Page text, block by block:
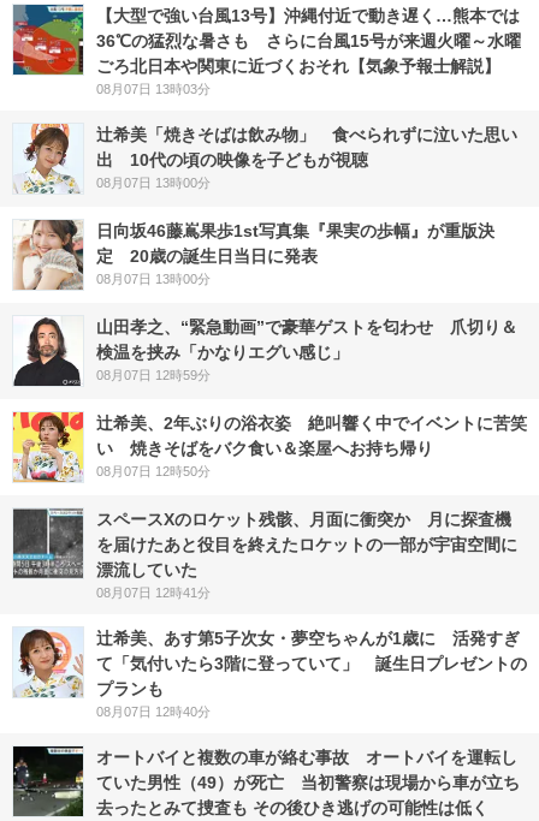
【大型で強い台風13号】沖縄付近で動き遅く…熊本では
36℃の猛烈な暑さも さらに台風15号が来週火曜～水曜
ごろ北日本や関東に近づくおそれ【気象予報士解説】
08月07日 13時03分
辻希美「焼きそばは飲み物」 食べられずに泣いた思い
出 10代の頃の映像を子どもが視聴
08月07日 13時00分
日向坂46藤嶌果歩1st写真集『果実の歩幅』が重版決
定 20歳の誕生日当日に発表
08月07日 13時00分
山田孝之、“緊急動画”で豪華ゲストを匂わせ 爪切り＆
検温を挟み「かなりエグい感じ」
08月07日 12時59分
辻希美、2年ぶりの浴衣姿 絶叫響く中でイベントに苦笑
い 焼きそばをバク食い＆楽屋へお持ち帰り
08月07日 12時50分
スペースXのロケット残骸、月面に衝突か 月に探査機
を届けたあと役目を終えたロケットの一部が宇宙空間に
漂流していた
08月07日 12時41分
辻希美、あす第5子次女・夢空ちゃんが1歳に 活発すぎ
て「気付いたら3階に登っていて」 誕生日プレゼントの
プランも
08月07日 12時40分
オートバイと複数の車が絡む事故 オートバイを運転し
ていた男性（49）が死亡 当初警察は現場から車が立ち
去ったとみて捜査も その後ひき逃げの可能性は低く